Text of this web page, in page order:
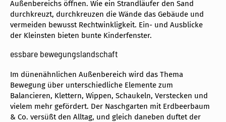
Außenbereichs öffnen. Wie ein Strandläufer den Sand
durchkreuzt, durchkreuzen die Wände das Gebäude und
vermeiden bewusst Rechtwinkligkeit. Ein- und Ausblicke
der Kleinsten bieten bunte Kinderfenster.
essbare bewegungslandschaft
Im dünenähnlichen Außenbereich wird das Thema
Bewegung über unterschiedliche Elemente zum
Balancieren, Klettern, Wippen, Schaukeln, Verstecken und
vielem mehr gefördert. Der Naschgarten mit Erdbeerbaum
& Co. versüßt den Alltag, und gleich daneben duftet der